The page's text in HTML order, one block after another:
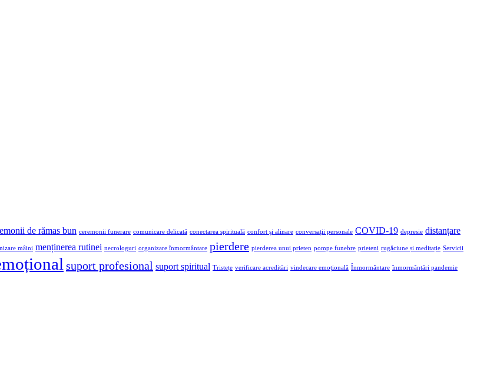
de rămas bun ceremonii funerare comunicare delicată conectarea spirituală confort și alinare conversații personale COVID-19 depresie distanțare
mâini menținerea rutinei necrologuri organizare înmormântare pierdere pierderea unui prieten pompe funebre prieteni rugăciune și meditație Servicii
suport profesional suport spiritual Tristețe verificare acreditări vindecare emoțională Înmormântare înmormântări pandemie